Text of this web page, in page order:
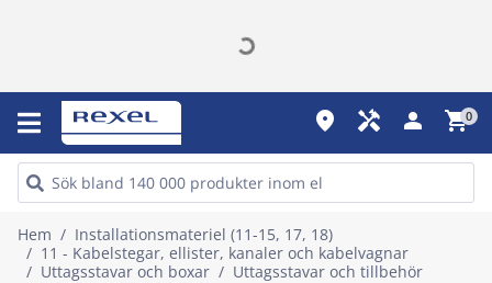
place handyman person shopping_cart0
Hem
Installationsmateriel (11-15, 17, 18)
11 - Kabelstegar, ellister, kanaler och kabelvagnar
Uttagsstavar och boxar
Uttagsstavar och tillbehör